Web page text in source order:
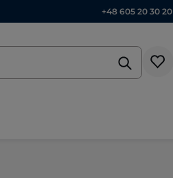
+48 605 20 30 20